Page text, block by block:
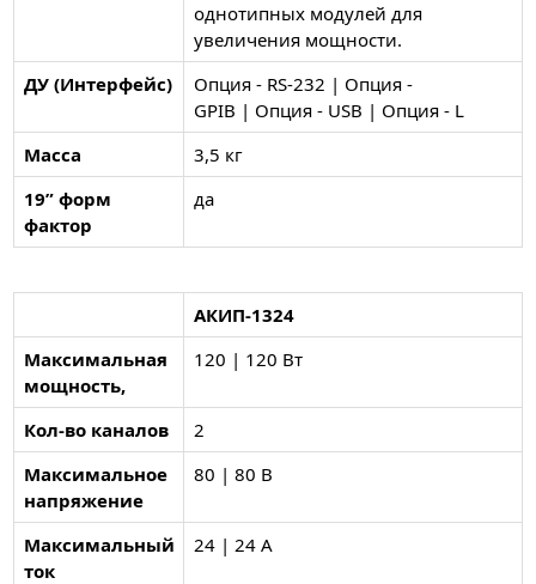
однотипных модулей для
увеличения мощности.
ДУ (Интерфейс)
Опция - RS-232 | Опция -
GPIB | Опция - USB | Опция - L
Масса
3,5 кг
19” форм
фактор
да
АКИП-1324
Максимальная
мощность,
120 | 120 Вт
Кол-во каналов
2
Максимальное
напряжение
80 | 80 В
Максимальный
ток
24 | 24 А